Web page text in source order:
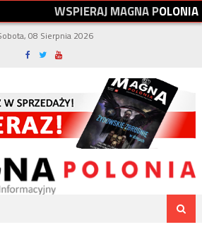
WSPIERAJMAGNAPOLONIA
08 Sierpnia 2026